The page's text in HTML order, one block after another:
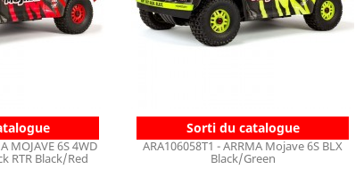
MOJAVE 6S 4WD
RTR Black/Red
Sorti du catalogue
ARA106058T1 - ARRMA Mojave 6S BLX
Black/Green